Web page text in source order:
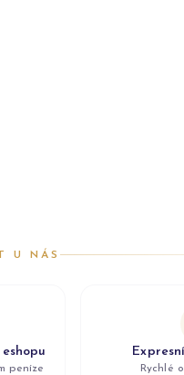
U NÁS
peníze Rychlé